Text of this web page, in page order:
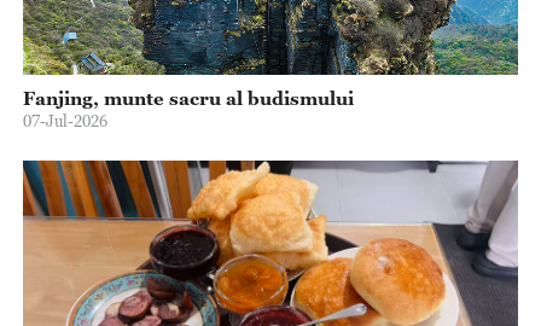
Fanjing, munte sacru al budismului
07-Jul-2026